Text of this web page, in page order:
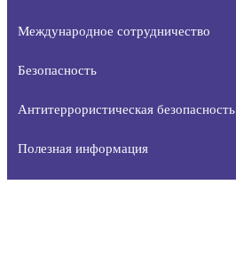
Международное сотрудничество
Безопасность
Антитеррористическая безопасность
Полезная информация